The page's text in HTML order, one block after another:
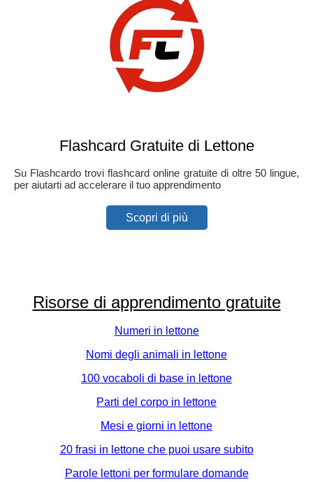
Flashcard Gratuite di Lettone
Su Flashcardo trovi flashcard online gratuite di oltre 50 lingue,
per aiutarti ad accelerare il tuo apprendimento
Scopri di più
Risorse di apprendimento gratuite
Numeri in lettone
Nomi degli animali in lettone
100 vocaboli di base in lettone
Parti del corpo in lettone
Mesi e giorni in lettone
20 frasi in lettone che puoi usare subito
Parole lettoni per formulare domande